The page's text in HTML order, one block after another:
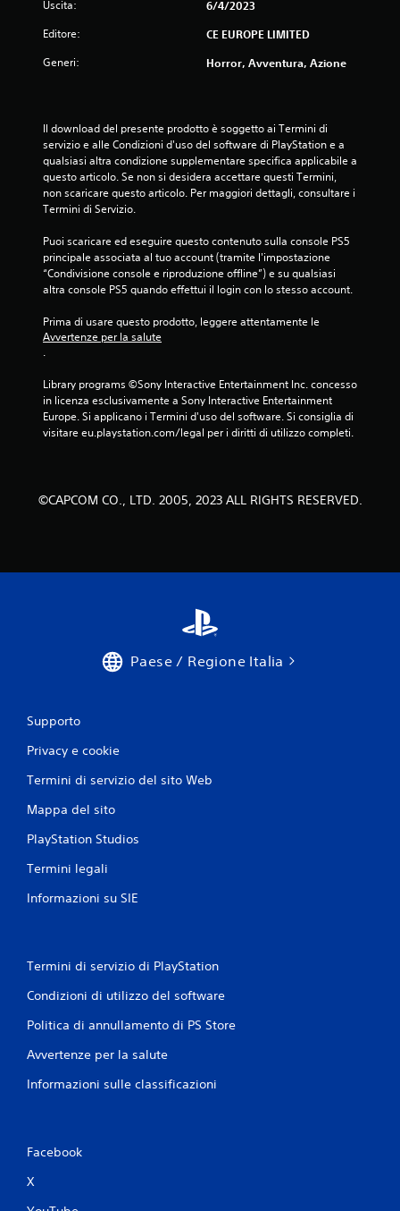
Uscita: 6/4/2023
Editore: CE EUROPE LIMITED
Generi: Horror, Avventura, Azione
Il download del presente prodotto è soggetto ai Termini di
servizio e alle Condizioni d'uso del software di PlayStation e a
qualsiasi altra condizione supplementare specifica applicabile a
questo articolo. Se non si desidera accettare questi Termini,
non scaricare questo articolo. Per maggiori dettagli, consultare i
Termini di Servizio.
Puoi scaricare ed eseguire questo contenuto sulla console PS5
principale associata al tuo account (tramite l'impostazione
“Condivisione console e riproduzione offline”) e su qualsiasi
altra console PS5 quando effettui il login con lo stesso account.
Prima di usare questo prodotto, leggere attentamente le
Avvertenze per la salute
.
Library programs ©Sony Interactive Entertainment Inc. concesso
in licenza esclusivamente a Sony Interactive Entertainment
Europe. Si applicano i Termini d'uso del software. Si consiglia di
visitare eu.playstation.com/legal per i diritti di utilizzo completi.
©CAPCOM CO., LTD. 2005, 2023 ALL RIGHTS RESERVED.
Paese / Regione Italia
Supporto
Privacy e cookie
Termini di servizio del sito Web
Mappa del sito
PlayStation Studios
Termini legali
Informazioni su SIE
Termini di servizio di PlayStation
Condizioni di utilizzo del software
Politica di annullamento di PS Store
Avvertenze per la salute
Informazioni sulle classificazioni
Facebook
X